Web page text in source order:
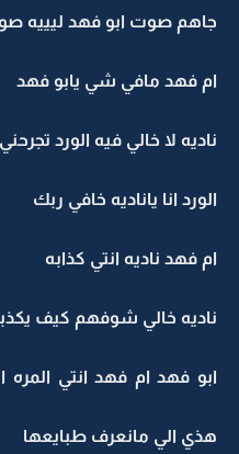
جاهم صوت ابو فهد ليييه
ام فهد مافي شي يابو فهد
ناديه لا خالي فيه الورد
الورد انا ياناديه خافي ربك
ام فهد ناديه انتي كذابه
ناديه خالي شوفهم كيف
ابو فهد ام فهد انتي المره
هذي الي مانعرف طبايعها